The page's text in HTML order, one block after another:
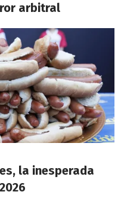
arbitral
la inesperada